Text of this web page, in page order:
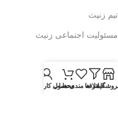
تیم زنیث
مسئولیت اجتماعی زنیث
تماس با ما
اطلاعات تماس
فیلتر ها
علاقه مندی ها
محصول
حساب کاربری من